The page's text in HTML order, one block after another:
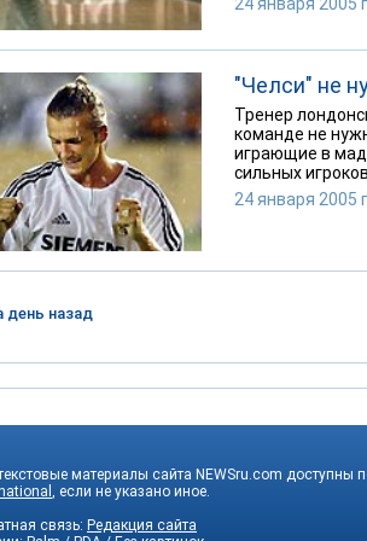
"Челси" не
Тренер
команде не
играющие в
сильных
24 января 2005
день назад
материалы сайта NEWSru.com доступны
, если не указано иное.
связь: Редакция сайта